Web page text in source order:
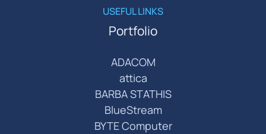
USEFUL LINKS
Portfolio
ADACOM
attica
BARBA STATHIS
BlueStream
BYTE Computer